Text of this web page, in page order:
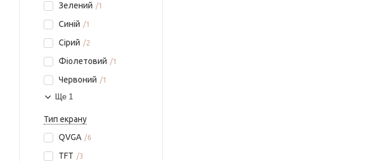
Зелений
1
Синій 1
Сірий 2
Фіолетовий 1
Червоний 1
Ще 1
Тип екрану
QVGA
6
TFT 3